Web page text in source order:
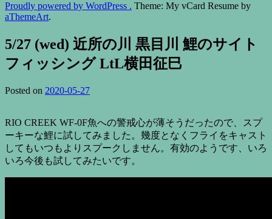
Proudly powered by WordPress . Theme: My vCard Resume by
aThemeArt.
5/27 (wed) 近所の川 黒目川 鯉のサイト
フィッシング LtL横田征巳
Posted on 2020-05-27
RIO CREEK WF-0F魚への警戒心が薄そうだったので、スプ
ーキーな鯉に試してみました。幾度となくフライをキャスト
してもいつもよりスプークしません。有効のようです、いろ
いろ今後も試してみたいです。